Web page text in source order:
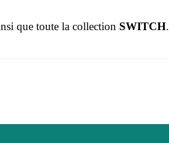
que toute la collection SWITCH.